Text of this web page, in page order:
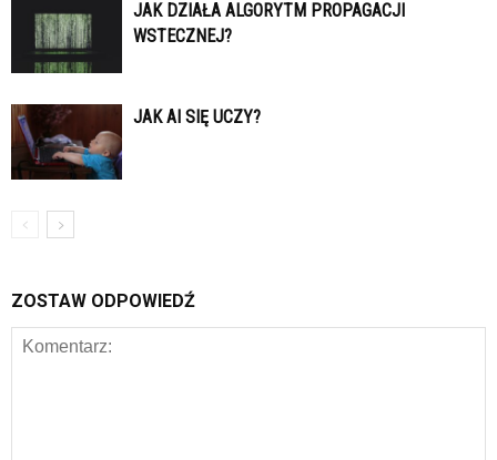
JAK DZIAŁA ALGORYTM PROPAGACJI
WSTECZNEJ?
JAK AI SIĘ UCZY?
ZOSTAW ODPOWIEDŹ